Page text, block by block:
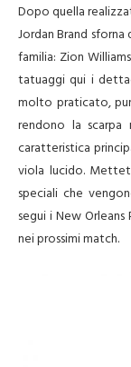
Dopo quella
Jordan Brand
familia: Zion
tatuaggi qui i
molto praticato,
rendono la scarpa
caratteristica
viola lucido.
speciali che
segui i New
nei prossimi match.